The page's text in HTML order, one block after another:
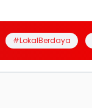
#LokalBerdaya